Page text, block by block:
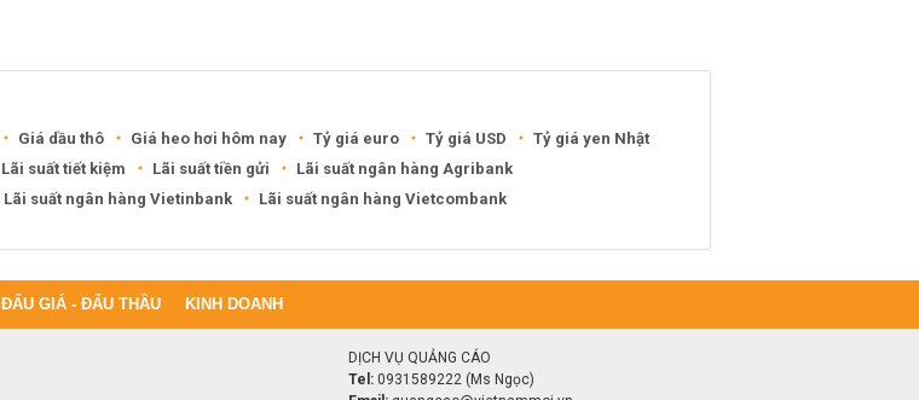
Giá dầu thô Giá heo hơi hôm nay Tỷ giá euro Tỷ giá USD
Tỷ giá yen Nhật
Lãi suất tiết kiệm Lãi suất tiền gửi
Lãi suất ngân hàng Agribank
Lãi suất ngân hàng Vietinbank Lãi suất ngân hàng Vietcombank
ĐẤU GIÁ - ĐẤU THẦU KINH DOANH
DỊCH VỤ QUẢNG CÁO
Tel: 0931589222 (Ms Ngọc)